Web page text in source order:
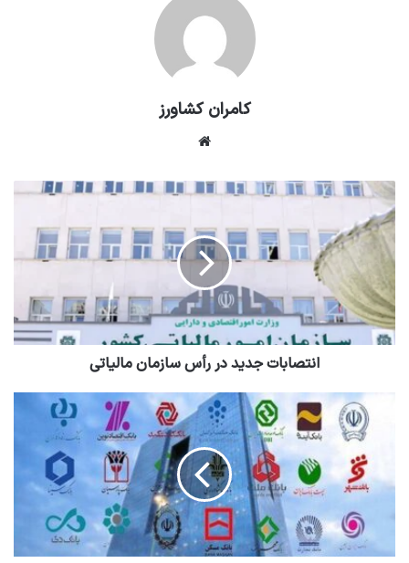
کامران کشاورز
انتصابات جدید در رأس سازمان مالیاتی